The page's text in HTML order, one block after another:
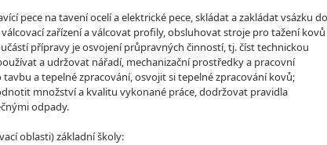
pece na tavení ocelí a elektrické pece, skládat a zakládat vsázku do
zařízení a válcovat profily, obsluhovat stroje pro tažení kovů
přípravy je osvojení průpravných činností, tj. číst technickou
a udržovat nářadí, mechanizační prostředky a pracovní
a tepelné zpracování, osvojit si tepelné zpracování kovů;
množství a kvalitu vykonané práce, dodržovat pravidla
odpady.
oblasti) základní školy: